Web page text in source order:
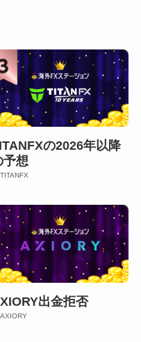
の2026年以降
予想
TITANFX
出金拒否
AXIORY